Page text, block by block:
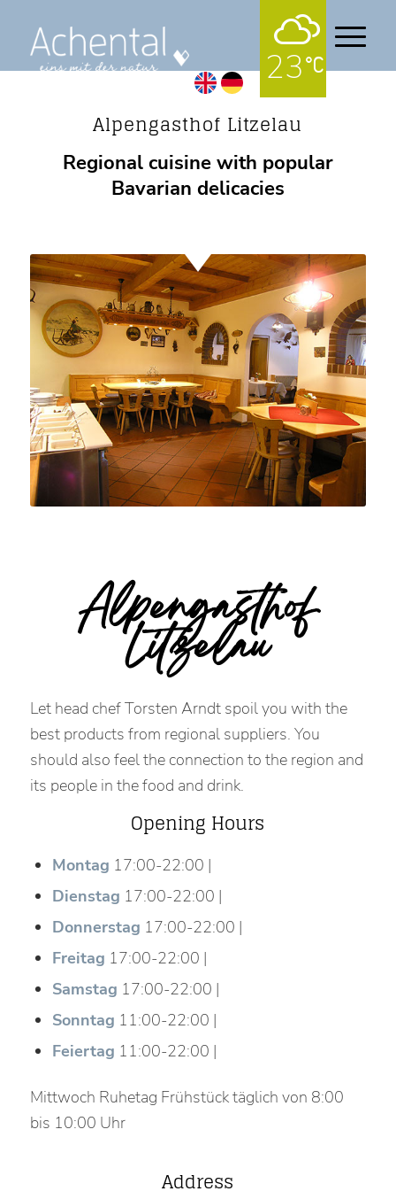
23
Alpengasthof Litzelau
Regional cuisine with popular
Bavarian delicacies
Alpengasthof
Litzelau
Let head chef Torsten Arndt spoil you with the
best products from regional suppliers. You
should also feel the connection to the region and
its people in the food and drink.
Opening Hours
Montag 17:00-22:00 |
Dienstag 17:00-22:00 |
Donnerstag 17:00-22:00 |
Freitag 17:00-22:00 |
Samstag 17:00-22:00 |
Sonntag 11:00-22:00 |
Feiertag 11:00-22:00 |
Mittwoch Ruhetag Frühstück täglich von 8:00
bis 10:00 Uhr
Address